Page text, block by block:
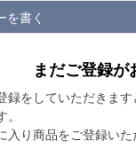
を書く
まだご登録が
録をしていただきま
。
入り商品をご登録い